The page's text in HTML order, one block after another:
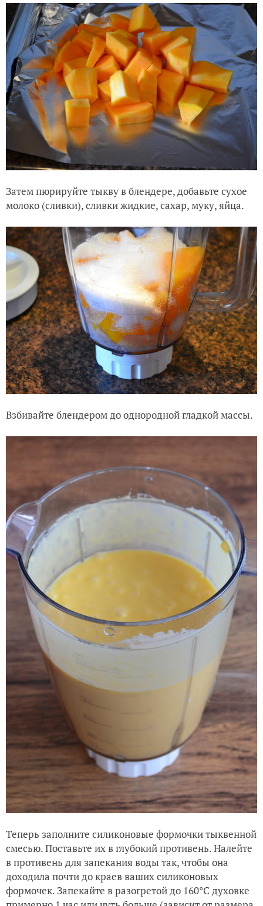
Затем пюрируйте тыкву в блендере, добавьте сухое
молоко (сливки), сливки жидкие, сахар, муку, яйца.
Взбивайте блендером до однородной гладкой массы.
Теперь заполните силиконовые формочки тыквенной
смесью. Поставьте их в глубокий противень. Налейте
в противень для запекания воды так, чтобы она
доходила почти до краев ваших силиконовых
формочек. Запекайте в разогретой до 160°С духовке